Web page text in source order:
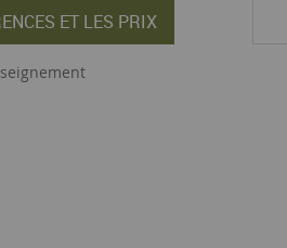
ET LES PRIX